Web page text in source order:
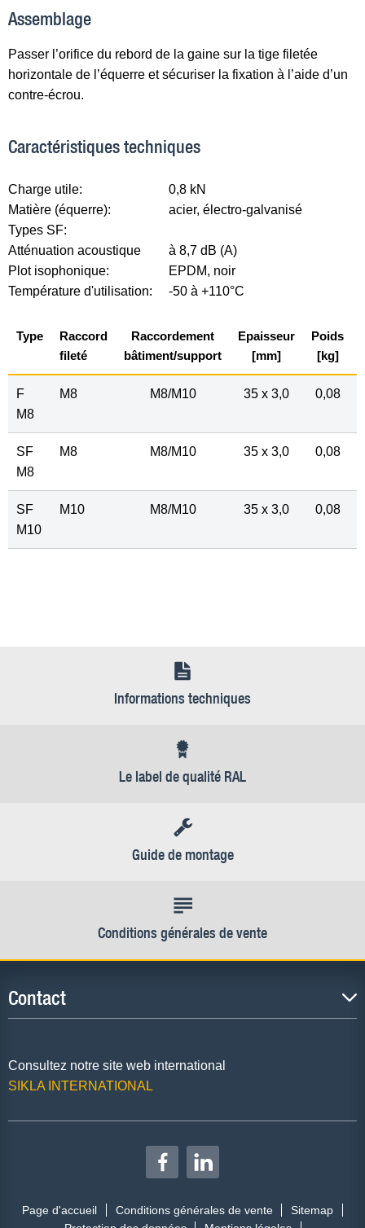
Assemblage
Passer l’orifice du rebord de la gaine sur la tige filetée
horizontale de l’équerre et sécuriser la fixation à l’aide d’un
contre-écrou.
Caractéristiques techniques
Charge utile:
0,8 kN
Matière (équerre):
acier, électro-galvanisé
Types SF:
Atténuation acoustique
à 8,7 dB (A)
Plot isophonique:
EPDM, noir
Température d'utilisation:
-50 à +110°C
Type
Raccord
fileté
Raccordement
bâtiment/support
Epaisseur
[mm]
Poids
[kg]
F
M8
M8 M8/M10 35 x 3,0 0,08
SF
M8
M8 M8/M10 35 x 3,0 0,08
SF
M10
M10 M8/M10 35 x 3,0 0,08
Informations techniques
Le label de qualité RAL
Guide de montage
Conditions générales de vente
Contact
Consultez notre site web international
SIKLA INTERNATIONAL
Page d'accueil Conditions générales de vente
Sitemap